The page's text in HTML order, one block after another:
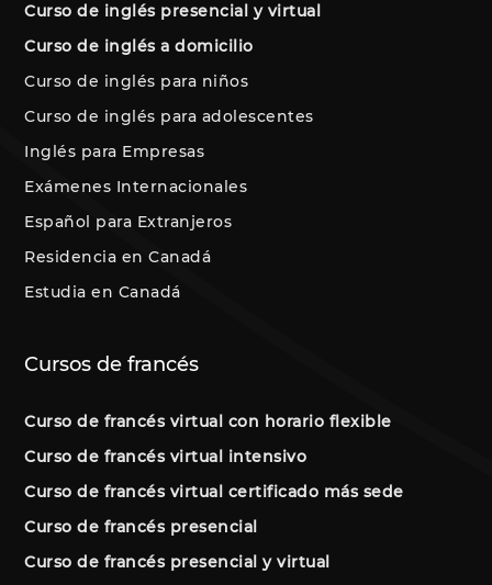
Curso de inglés presencial y virtual
Curso de inglés a domicilio
Curso de inglés para niños
Curso de inglés para adolescentes
Inglés para Empresas
Exámenes Internacionales
Español para Extranjeros
Residencia en Canadá
Estudia en Canadá
Cursos de francés
Curso de francés virtual con horario flexible
Curso de francés virtual intensivo
Curso de francés virtual certificado más sede
Curso de francés presencial
Curso de francés presencial y virtual